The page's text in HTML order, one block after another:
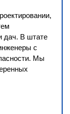
дач. В штате
с
Мы